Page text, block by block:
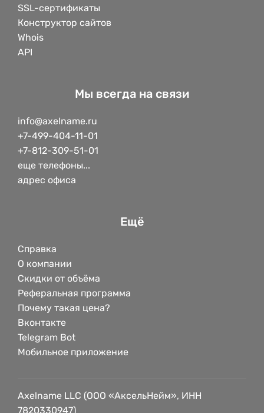
SSL-сертификаты
Конструктор сайтов
Whois
API
Мы всегда на связи
info@axelname.ru
+7-499-404-11-01
+7-812-309-51-01
еще телефоны...
адрес офиса
Ещё
Справка
О компании
Скидки от объёма
Реферальная программа
Почему такая цена?
Вконтакте
Telegram Bot
Мобильное приложение
Axelname LLC (ООО «АксельНейм», ИНН
7820330947)